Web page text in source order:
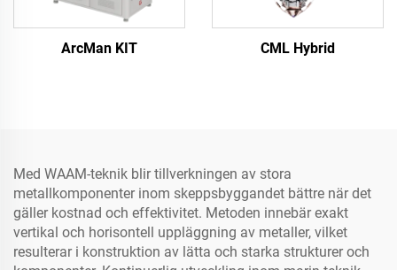
ArcMan KIT CML Hybrid
Med WAAM-teknik blir tillverkningen av stora
metallkomponenter inom skeppsbyggandet bättre när det
gäller kostnad och effektivitet. Metoden innebär exakt
vertikal och horisontell uppläggning av metaller, vilket
resulterar i konstruktion av lätta och starka strukturer och